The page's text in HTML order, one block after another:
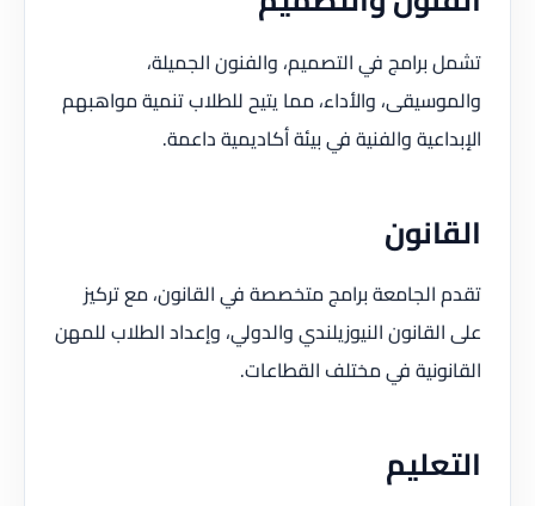
تشمل برامج في التصميم، والفنون الجميلة،
والموسيقى، والأداء، مما يتيح للطلاب تنمية مواهبهم
الإبداعية والفنية في بيئة أكاديمية داعمة.
القانون
تقدم الجامعة برامج متخصصة في القانون، مع تركيز
على القانون النيوزيلندي والدولي، وإعداد الطلاب للمهن
القانونية في مختلف القطاعات.
التعليم